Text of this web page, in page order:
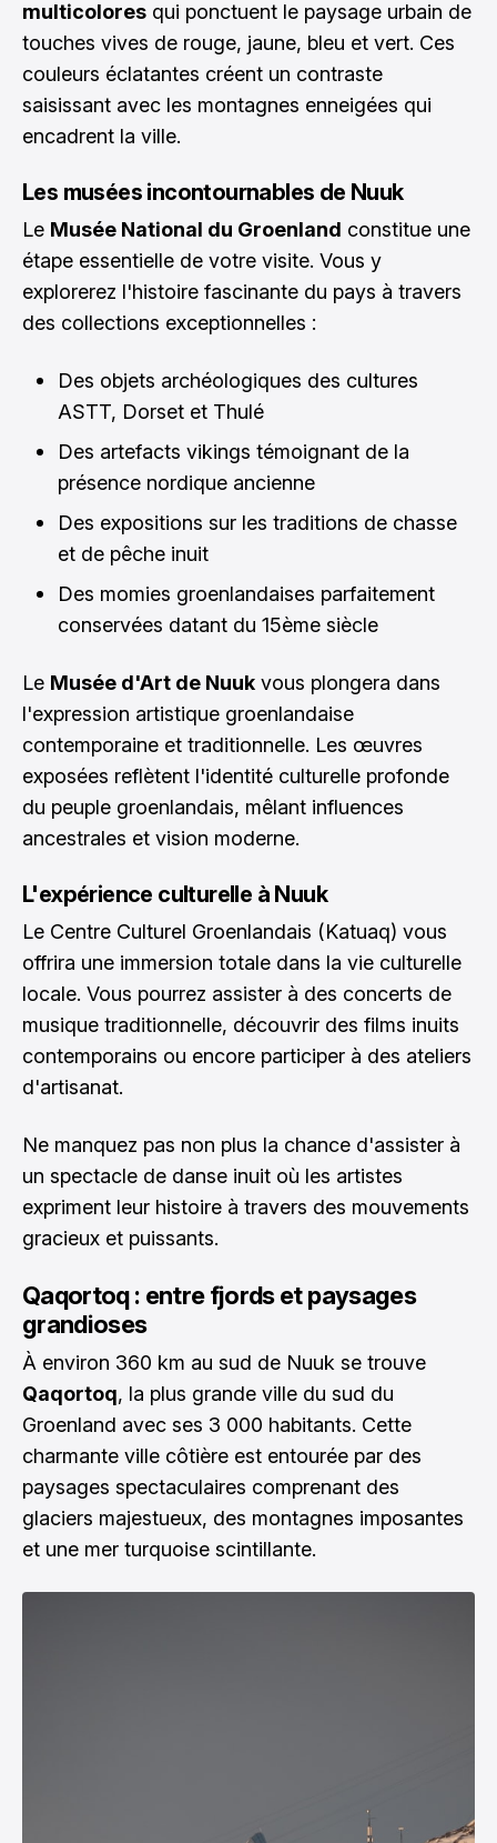
multicolores qui ponctuent le paysage urbain de
touches vives de rouge, jaune, bleu et vert. Ces
couleurs éclatantes créent un contraste
saisissant avec les montagnes enneigées qui
encadrent la ville.
Les musées incontournables de Nuuk
Le Musée National du Groenland constitue une
étape essentielle de votre visite. Vous y
explorerez l'histoire fascinante du pays à travers
des collections exceptionnelles :
Des objets archéologiques des cultures
ASTT, Dorset et Thulé
Des artefacts vikings témoignant de la
présence nordique ancienne
Des expositions sur les traditions de chasse
et de pêche inuit
Des momies groenlandaises parfaitement
conservées datant du 15ème siècle
Le Musée d'Art de Nuuk vous plongera dans
l'expression artistique groenlandaise
contemporaine et traditionnelle. Les œuvres
exposées reflètent l'identité culturelle profonde
du peuple groenlandais, mêlant influences
ancestrales et vision moderne.
L'expérience culturelle à Nuuk
Le Centre Culturel Groenlandais (Katuaq) vous
offrira une immersion totale dans la vie culturelle
locale. Vous pourrez assister à des concerts de
musique traditionnelle, découvrir des films inuits
contemporains ou encore participer à des ateliers
d'artisanat.
Ne manquez pas non plus la chance d'assister à
un spectacle de danse inuit où les artistes
expriment leur histoire à travers des mouvements
gracieux et puissants.
Qaqortoq : entre fjords et paysages
grandioses
À environ 360 km au sud de Nuuk se trouve
Qaqortoq, la plus grande ville du sud du
Groenland avec ses 3 000 habitants. Cette
charmante ville côtière est entourée par des
paysages spectaculaires comprenant des
glaciers majestueux, des montagnes imposantes
et une mer turquoise scintillante.